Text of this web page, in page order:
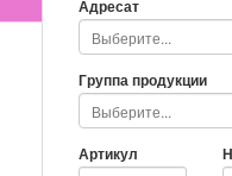
Адресат
Группа продукции
Артикул